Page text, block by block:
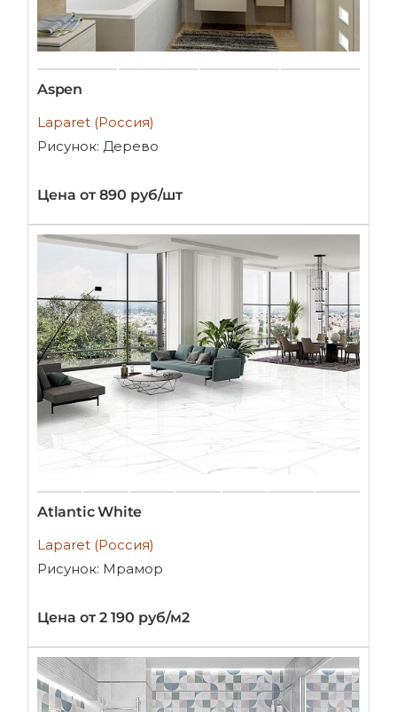
Aspen
Laparet (Россия)
Рисунок: Дерево
Цена от 890 руб/шт
Atlantic White
Laparet (Россия)
Рисунок: Мрамор
Цена от 2 190 руб/м2